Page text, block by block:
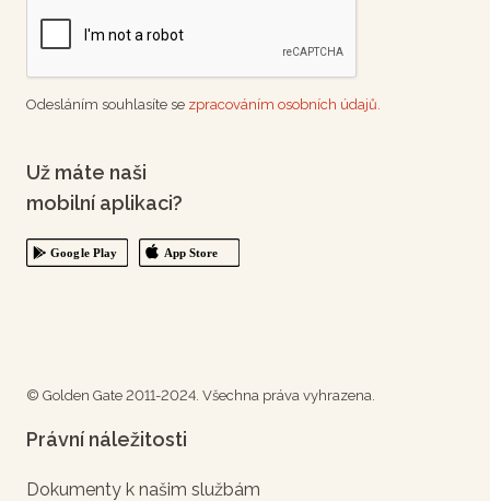
Odesláním souhlasíte se zpracováním osobních údajů.
Už máte naši
mobilní aplikaci?
© Golden Gate 2011-2024. Všechna práva vyhrazena.
Právní náležitosti
Dokumenty k našim službám